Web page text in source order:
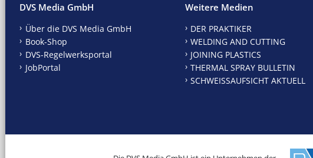
DVS Media GmbH
Über die DVS Media GmbH
Book-Shop
DVS-Regelwerksportal
JobPortal
Weitere Medien
DER PRAKTIKER
WELDING AND CUTTING
JOINING PLASTICS
THERMAL SPRAY BULLETIN
SCHWEISSAUFSICHT AKTUELL